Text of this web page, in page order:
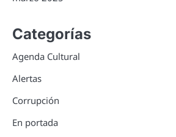
Categorías
Agenda Cultural
Alertas
Corrupción
En portada